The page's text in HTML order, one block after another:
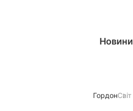
Новини
ГордонСвіт